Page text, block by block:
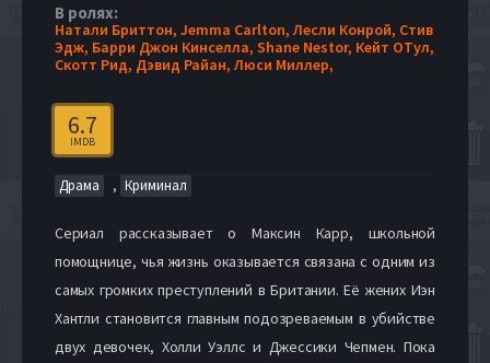
В ролях:
Натали Бриттон, Jemma Carlton,Лесли Конрой, Стив
Эдж, Барри Джон Кинселла, Shane Nestor, Кейт ОТул,
Скотт Рид, Дэвид Райан,Люси Миллер,
6.7
IMDB
Драма , Криминал
Сериал рассказывает о Максин Карр, школьной
помощнице, чья жизнь оказывается связана с одним из
самых громких преступлений в Британии. Её жених Иэн
Хантли становится главным подозреваемым в убийстве
двух девочек, Холли Уэллс и Джессики Чепмен. Пока